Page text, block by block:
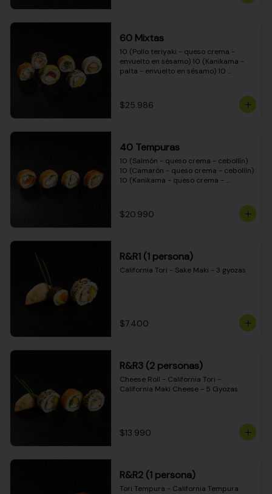
(Pimentón - queso crema - cebollín -
envuelto en masa tempura)
60 Mixtas
10 (Pollo teriyaki - queso crema -
envuelto en sésamo) 10 (Kanikama -
palta - envuelto en sésamo) 10
envuelto en queso crema) 10
(Camarón - queso crema - cebollín -
$25.986
40 Tempuras
10 (Salmón - queso crema - cebollín)
10 (Camarón - queso crema - cebollín)
10 (Kanikama - queso crema -
$20.990
R&R1 (1 persona)
California Tori - Sake Maki - 3 gyozas
$7.400
R&R3 (2 personas)
Cheese Roll - California Tori -
California Maki Cheese - 5 Gyozas
$13.990
R&R2 (1 persona)
Tori Tempura - California Tempura